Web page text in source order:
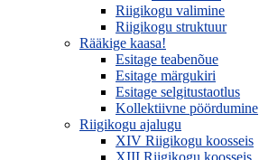
Riigikogu valimine
Riigikogu struktuur
Rääkige kaasa!
Esitage teabenõue
Esitage märgukiri
Esitage selgitustaotlus
Kollektiivne pöördumine
Riigikogu ajalugu
XIV Riigikogu koosseis
XIII Riigikogu koosseis